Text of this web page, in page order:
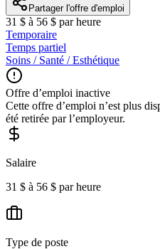
Partager l'offre d'emploi
31 $ à 56 $ par heure
Temporaire
Temps partiel
Soins / Santé / Esthétique
Offre d’emploi inactive
Cette offre d’emploi n’est plus
été retirée par l’employeur.
Salaire
31 $ à 56 $ par heure
Type de poste